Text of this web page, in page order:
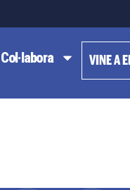
Col·labora VINE A